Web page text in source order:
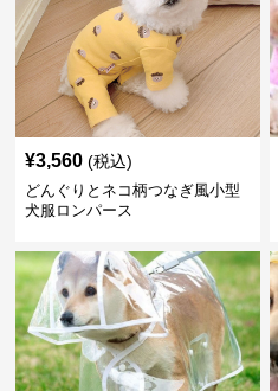
¥3,560 (税込)
どんぐりとネコ柄つなぎ風小型
犬服ロンパース